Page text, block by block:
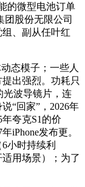
的微型电池订单
团股份无限公司
、副从任叶红
态模子；一些人
出强烈。功耗只
光波导镜片，连
“回家”，2026年
夸克S1的价
iPhone发布更。
小时持续利
用场景）；为了